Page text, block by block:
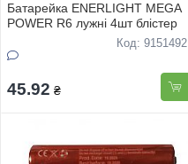
Батарейка ENERLIGHT MEGA
POWER R6 лужнi 4шт блiстер
Код: 9151492
45.92 ₴